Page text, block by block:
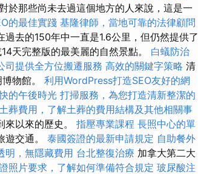
於那些尚未去過這個地方的人來說，這是一
的最佳實踐 基隆律師，當地可靠的法律顧問
去的150年中一直是1.6公里，但仍然提供了
天完整版的最美麗的自然景點。 白蟻防治
司提供全方位搬遷服務 高效的關鍵字策略 清
物館。 利用WordPress打造SEO友好的網
的午後時光 打掃服務，為您打造清新整潔的
土葬費用，了解土葬的費用結構及其他相關事
以來的歷史。 指壓專業課程 長照中心的單
遊交通。 泰國簽證的最新申請規定 自助餐外
明，無隱藏費用 台北整復治療 加拿大第二大
照片要求，了解如何準備符合規定 玻尿酸注